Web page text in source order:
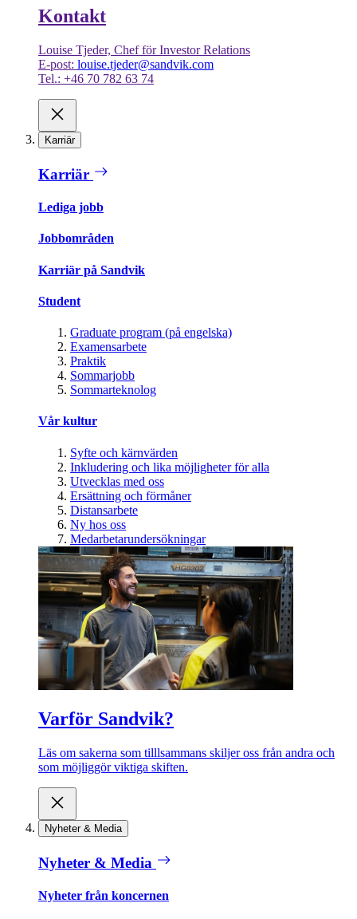
Kontakt
Louise Tjeder, Chef för Investor Relations
E-post: louise.tjeder@sandvik.com
Tel.: +46 70 782 63 74
Karriär
Karriär
Lediga jobb
Jobbområden
Karriär på Sandvik
Student
Graduate program (på engelska)
Examensarbete
Praktik
Sommarjobb
Sommarteknolog
Vår kultur
Syfte och kärnvärden
Inkludering och lika möjligheter för alla
Utvecklas med oss
Ersättning och förmåner
Distansarbete
Ny hos oss
Medarbetarundersökningar
Varför Sandvik?
Läs om sakerna som tilllsammans skiljer oss från andra och
som möjliggör viktiga skiften.
Nyheter & Media
Nyheter & Media
Nyheter från koncernen